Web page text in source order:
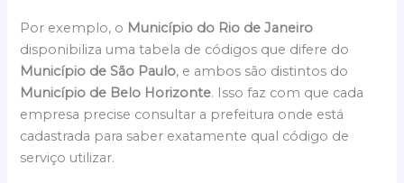
Por exemplo, o Município do Rio de Janeiro
disponibiliza uma tabela de códigos que difere do
Município de São Paulo, e ambos são distintos do
Município de Belo Horizonte. Isso faz com que cada
empresa precise consultar a prefeitura onde está
cadastrada para saber exatamente qual código de
serviço utilizar.